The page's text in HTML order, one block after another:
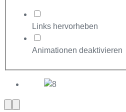
Links hervorheben
Animationen deaktivieren